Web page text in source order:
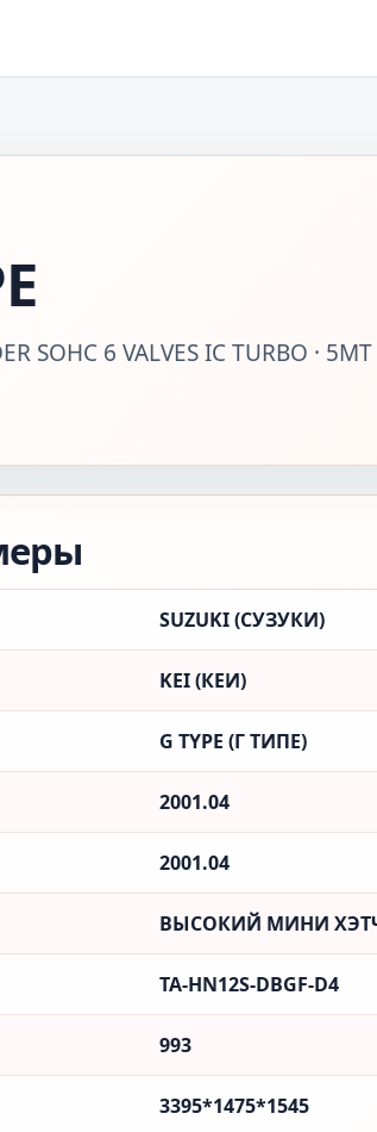
SOHC 6 VALVES IC TURBO ·
SUZUKI (СУЗУКИ)
KEI (КЕИ)
G TYPE (Г ТИПЕ)
2001.04
2001.04
ВЫСОКИЙ МИНИ
TA-HN12S-DBGF-D4
993
3395*1475*1545